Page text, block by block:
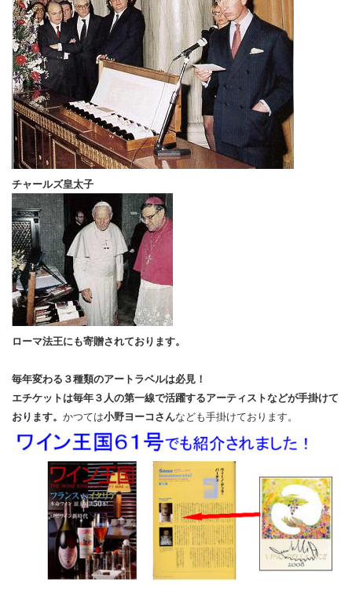
チャールズ皇太子
ローマ法王にも寄贈されております。
毎年変わる３種類のアートラベルは必見！
エチケットは毎年３人の第一線で活躍するアーティストなどが手掛けて
おります。 かつては小野ヨーコさんなども手掛けております。